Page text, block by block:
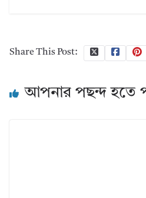
Share This Post:
আপনার পছন্দ হতে